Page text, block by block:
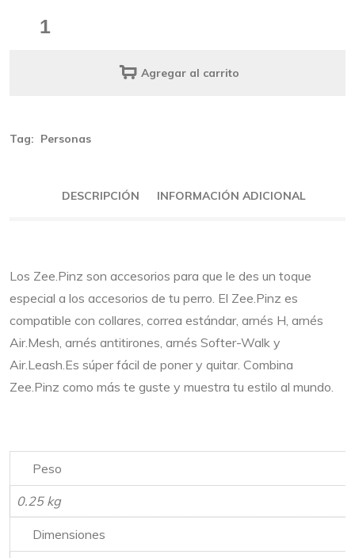
correa
Agregar al carrito
Tag: Personas
DESCRIPCIÓN INFORMACIÓN ADICIONAL
Los Zee.Pinz son accesorios para que le des un toque
especial a los accesorios de tu perro. El Zee.Pinz es
compatible con collares, correa estándar, arnés H, arnés
Air.Mesh, arnés antitirones, arnés Softer-Walk y
Air.Leash.Es súper fácil de poner y quitar. Combina
Zee.Pinz como más te guste y muestra tu estilo al mundo.
Peso
0.25 kg
Dimensiones